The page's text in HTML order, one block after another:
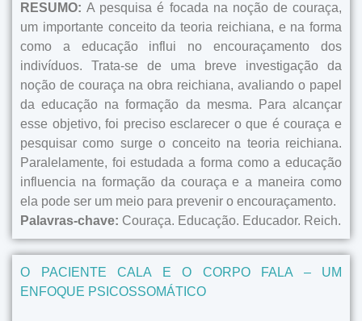
RESUMO:A pesquisa é focada na noção de couraça,
um importante conceito da teoria reichiana, e na forma
como a educação influi no encouraçamento dos
indivíduos. Trata-se de uma breve investigação da
noção de couraça na obra reichiana, avaliando o papel
da educação na formação da mesma. Para alcançar
esse objetivo, foi preciso esclarecer o que é couraça e
pesquisar como surge o conceito na teoria reichiana.
Paralelamente, foi estudada a forma como a educação
influencia na formação da couraça e a maneira como
ela pode ser um meio para prevenir o encouraçamento.
Palavras-chave: Couraça. Educação. Educador. Reich.
O PACIENTE CALA E O CORPO FALA – UM
ENFOQUE PSICOSSOMÁTICO